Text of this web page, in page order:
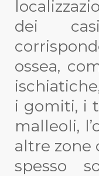
dei
ossea,
i gomiti, i
malleoli,
altre zone
spesso